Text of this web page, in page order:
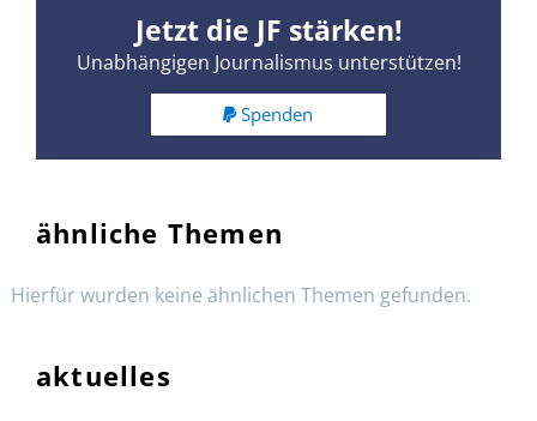
Jetzt die JF stärken!
Unabhängigen Journalismus unterstützen!
Spenden
ähnliche Themen
Hierfür wurden keine ähnlichen Themen gefunden.
aktuelles